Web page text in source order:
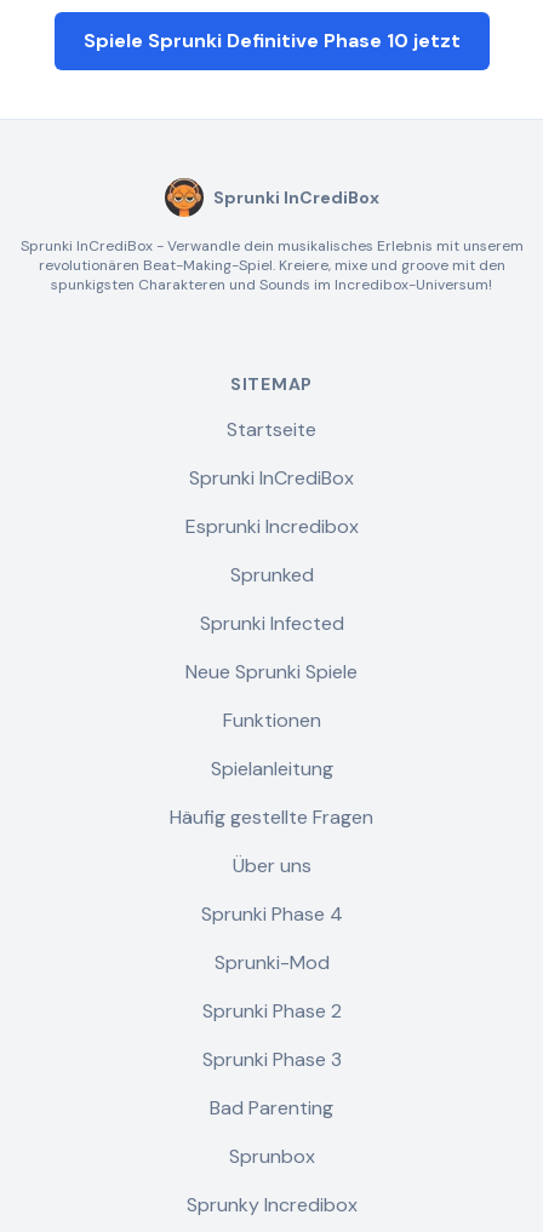
Spiele Sprunki Definitive Phase 10 jetzt
Sprunki InCrediBox
Sprunki InCrediBox - Verwandle dein musikalisches Erlebnis mit unserem
revolutionären Beat-Making-Spiel. Kreiere, mixe und groove mit den
spunkigsten Charakteren und Sounds im Incredibox-Universum!
SITEMAP
Startseite
Sprunki InCrediBox
Esprunki Incredibox
Sprunked
Sprunki Infected
Neue Sprunki Spiele
Funktionen
Spielanleitung
Häufig gestellte Fragen
Über uns
Sprunki Phase 4
Sprunki-Mod
Sprunki Phase 2
Sprunki Phase 3
Bad Parenting
Sprunbox
Sprunky Incredibox